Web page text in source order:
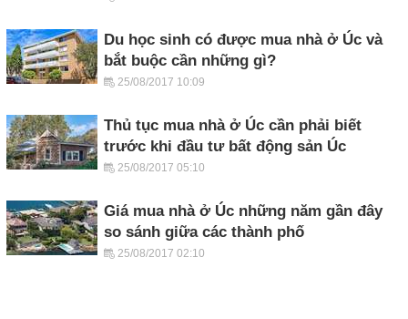
Du học sinh có được mua nhà ở Úc và
bắt buộc cần những gì?
25/08/2017 10:09
Thủ tục mua nhà ở Úc cần phải biết
trước khi đầu tư bất động sản Úc
25/08/2017 05:10
Giá mua nhà ở Úc những năm gần đây
so sánh giữa các thành phố
25/08/2017 02:10